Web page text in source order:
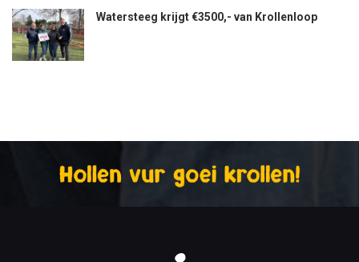
Watersteeg krijgt €3500,- van Krollenloop